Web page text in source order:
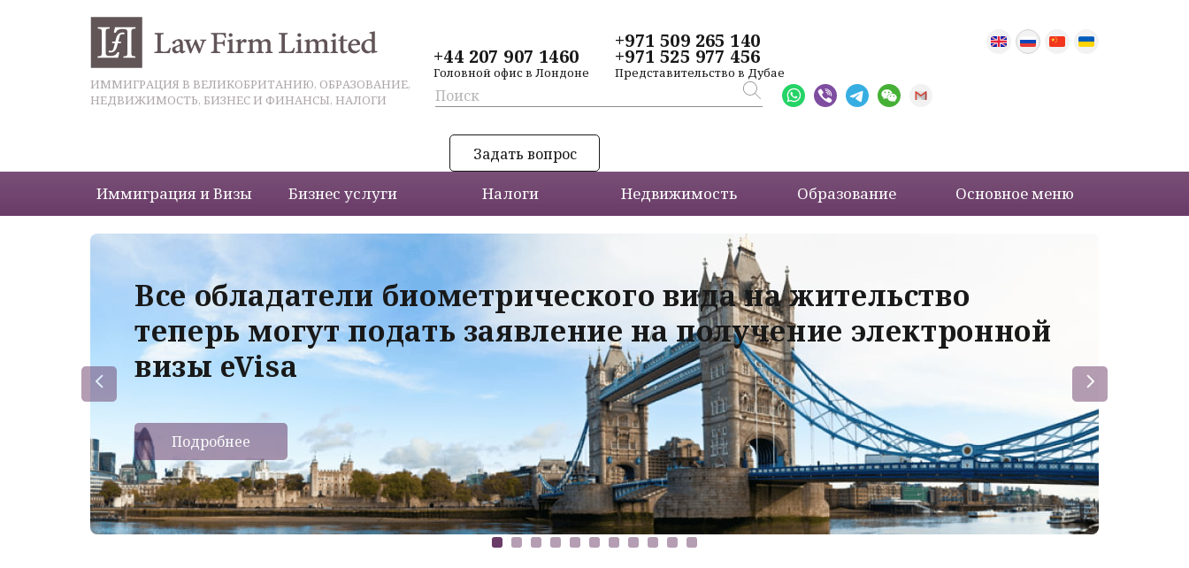
ИММИГРАЦИЯ В ВЕЛИКОБРИТАНИЮ, ОБРАЗОВАНИЕ,
НЕДВИЖИМОСТЬ, БИЗНЕС И ФИНАНСЫ, НАЛОГИ
+44 207 907 1460
Головной офис в Лондоне
+971 509 265 140
+971 525 977 456
Представительство в Дубае
Задать вопрос
Иммиграция и Визы Бизнес услуги Налоги Недвижимость Образование Основное меню
Все обладатели биометрического вида на жительство
теперь могут подать заявление на получение электронной
визы eVisa
Подробнее